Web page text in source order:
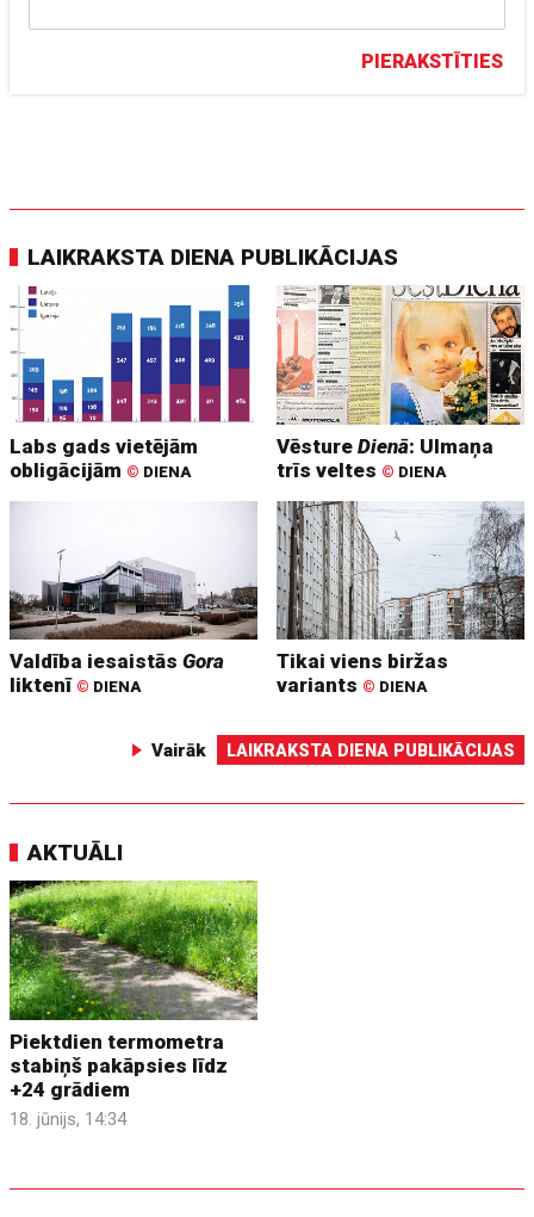
PIERAKSTĪTIES
LAIKRAKSTA DIENA PUBLIKĀCIJAS
Labs gads vietējām
obligācijām © DIENA
VēstureDienā: Ulmaņa
trīs veltes © DIENA
Valdība iesaistāsGora
liktenī © DIENA
Tikai viens biržas
variants © DIENA
Vairāk LAIKRAKSTA DIENA PUBLIKĀCIJAS
AKTUĀLI
Piektdien termometra
stabiņš pakāpsies līdz
+24 grādiem
18. jūnijs, 14:34